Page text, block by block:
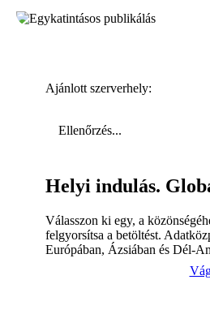
Ajánlott szerverhely:
Ellenőrzés...
Helyi indulás.
Válasszon ki egy, a
felgyorsítsa a betöltést.
Európában, Ázsiában és Dél-